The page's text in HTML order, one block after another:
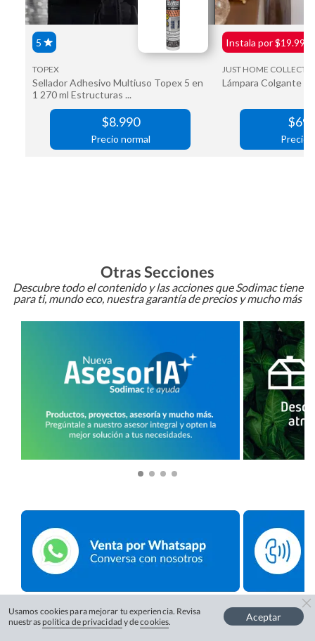
Otras Secciones
Descubre todo el contenido y las acciones que Sodimac tiene
para ti, mundo eco, nuestra garantía de precios y mucho más
Usamos cookies para mejorar tu experiencia. Revisa
nuestras política de privacidad y decookies. Aceptar